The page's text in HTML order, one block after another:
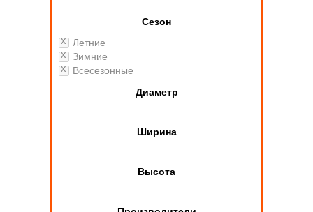
Сезон
Летние
Зимние
Всесезонные
Диаметр
Ширина
Высота